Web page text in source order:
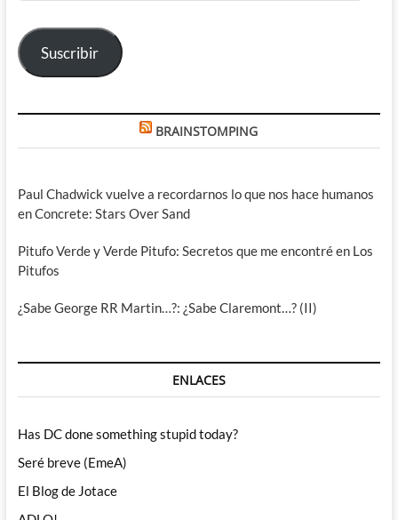
electrónico
Suscribir
BRAINSTOMPING
Paul Chadwick vuelve a recordarnos lo que nos hace humanos
en Concrete: Stars Over Sand
Pitufo Verde y Verde Pitufo: Secretos que me encontré en Los
Pitufos
¿Sabe George RR Martin…?: ¿Sabe Claremont…? (II)
ENLACES
Has DC done something stupid today?
Seré breve (EmeA)
El Blog de Jotace